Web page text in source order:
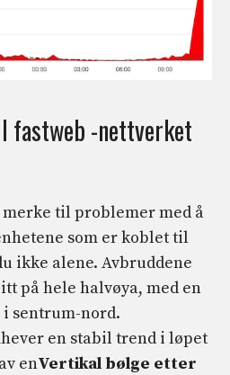
fastweb -nettverket
merke til problemer med å
som er koblet til
ikke alene. Avbruddene
på hele halvøya, med en
sentrum-nord.
en stabil trend i løpet
enVertikal bølge etter